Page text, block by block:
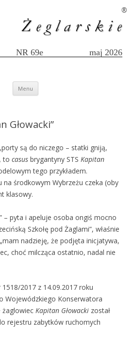
NR 69e maj 2026
®
Menu Przejdź
Głowacki”
są do niczego – statki gniją,
to casus brygantyny STS Kapitan
tego przykładem.
środkowym Wybrzeżu czeka (oby
klasowy.
– pyta i apeluje osoba ongiś mocno
Szkołę pod Żaglami”, właśnie
nadzieję, że podjęta inicjatywa,
choć milcząca ostatnio, nadal nie
2017 z 14.09.2017 roku
Wojewódzkiego Konserwatora
żaglowiec Kapitan Głowacki został
rejestru zabytków ruchomych